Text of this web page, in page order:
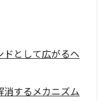
ドとして広がるヘ
するメカニズム